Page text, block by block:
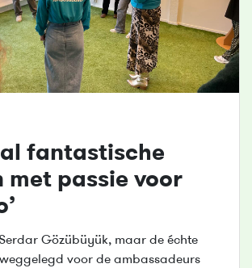
fantastische
met passie voor
’
Gözübüyük, maar de échte
voor de ambassadeurs